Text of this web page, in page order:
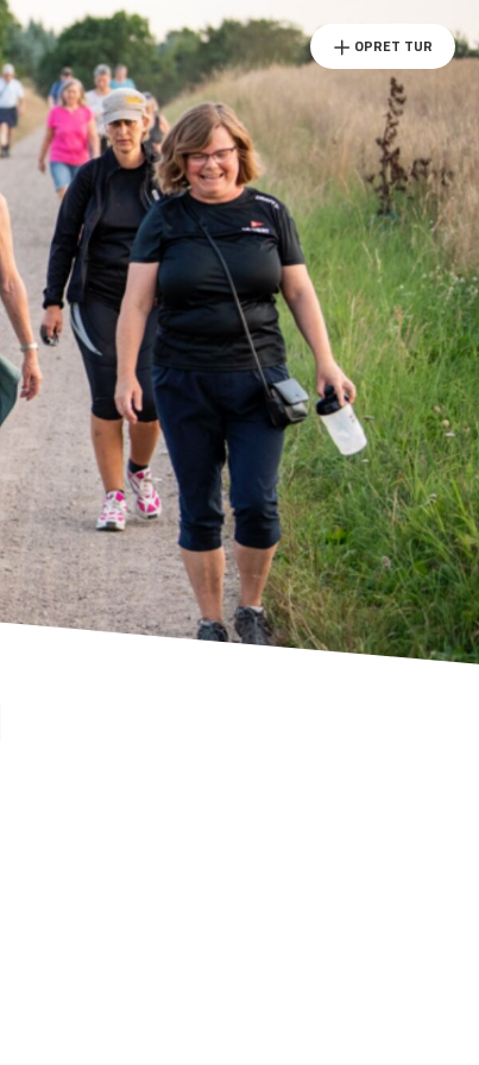
OPRET TUR